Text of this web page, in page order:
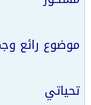
موضوع رائع
تحياتي